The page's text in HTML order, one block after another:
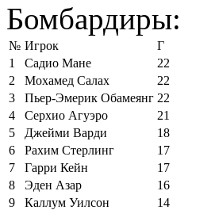
Бомбардиры:
№ Игрок
Г
1
Садио Мане
22
2
Мохамед Салах
22
3
Пьер-Эмерик Обамеянг 22
4
Серхио Агуэро
21
5
Джейми Варди
18
6
Рахим Стерлинг
17
7
Гарри Кейн
17
8
Эден Азар
16
9
Каллум Уилсон
14